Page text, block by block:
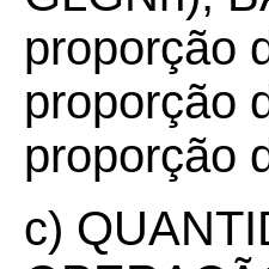
proporção
proporção
proporção
c)